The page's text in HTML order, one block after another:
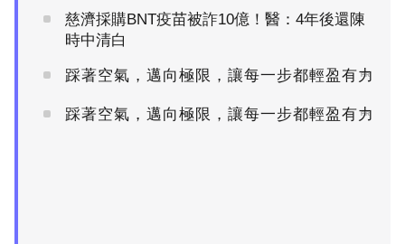
慈濟採購BNT疫苗被詐10億！醫：4年後還陳
時中清白
踩著空氣，邁向極限，讓每一步都輕盈有力
PR
踩著空氣，邁向極限，讓每一步都輕盈有力
PR